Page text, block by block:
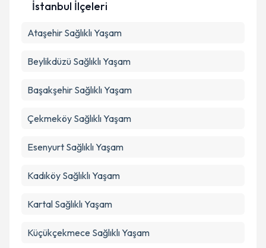
Metni'ni okudum ve kişisel verilerimin belirtilen
İstanbul İlçeleri
Ataşehir Sağlıklı Yaşam
Beylikdüzü Sağlıklı Yaşam
Başakşehir Sağlıklı Yaşam
Çekmeköy Sağlıklı Yaşam
Esenyurt Sağlıklı Yaşam
Kadıköy Sağlıklı Yaşam
Kartal Sağlıklı Yaşam
Küçükçekmece Sağlıklı Yaşam